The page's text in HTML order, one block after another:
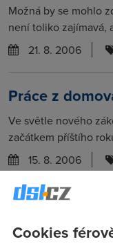
Možná by se mohlo
není toliko zajímavá,
21. 8. 2006
Práce z
Ve světle nového
začátkem příštího
15. 8. 2006
Video do
drátů?
Cookies